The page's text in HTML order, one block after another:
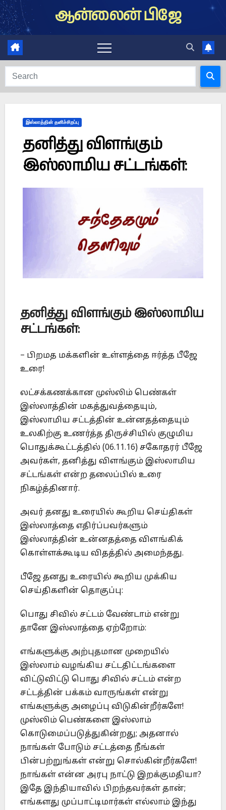
Skip
to
content
ஆன்லைன் பிஜே
இஸ்லாத்தின் தனிச்சிறப்பு
தனித்து விளங்கும்
இஸ்லாமிய சட்டங்கள்:
தனித்து விளங்கும் இஸ்லாமிய
சட்டங்கள்:
– பிறமத மக்களின் உள்ளத்தை ஈர்த்த பீஜே
உரை!
லட்சக்கணக்கான முஸ்லிம் பெண்கள்
இஸ்லாத்தின் மகத்துவத்தையும்,
இஸ்லாமிய சட்டத்தின் உன்னதத்தையும்
உலகிற்கு உணர்த்த திருச்சியில் குழுமிய
பொதுக்கூட்டத்தில் (06.11.16) சகோதரர் பீஜே
அவர்கள், தனித்து விளங்கும் இஸ்லாமிய
சட்டங்கள் என்ற தலைப்பில் உரை
நிகழ்த்தினார்.
அவர் தனது உரையில் கூறிய செய்திகள்
இஸ்லாத்தை எதிர்ப்பவர்களும்
இஸ்லாத்தின் உன்னதத்தை விளங்கிக்
கொள்ளக்கூடிய விதத்தில் அமைந்தது.
பீஜே தனது உரையில் கூறிய முக்கிய
செய்திகளின் தொகுப்பு:
பொது சிவில் சட்டம் வேண்டாம் என்று
தானே இஸ்லாத்தை ஏற்றோம்:
எங்களுக்கு அற்புதமான முறையில்
இஸ்லாம் வழங்கிய சட்டதிட்டங்களை
விட்டுவிட்டு பொது சிவில் சட்டம் என்ற
சட்டத்தின் பக்கம் வாருங்கள் என்று
எங்களுக்கு அழைப்பு விடுகின்றீர்களே!
முஸ்லிம் பெண்களை இஸ்லாம்
கொடுமைப்படுத்துகின்றது; அதனால்
நாங்கள் போடும் சட்டத்தை நீங்கள்
பின்பற்றுங்கள் என்று சொல்கின்றீர்களே!
நாங்கள் என்ன அரபு நாட்டு இறக்குமதியா?
இதே இந்தியாவில் பிறந்தவர்கள் தான்;
எங்களது முப்பாட்டிமார்கள் எல்லாம் இந்து